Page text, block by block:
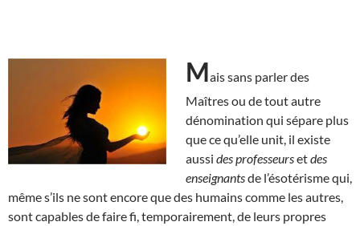
Mais sans parler des
Maîtres ou de tout autre
dénomination qui sépare plus
que ce qu’elle unit, il existe
aussi des professeursetdes
enseignantsde l’ésotérisme qui,
même s’ils ne sont encore que des humains comme les autres,
sont capables de faire fi, temporairement, de leurs propres